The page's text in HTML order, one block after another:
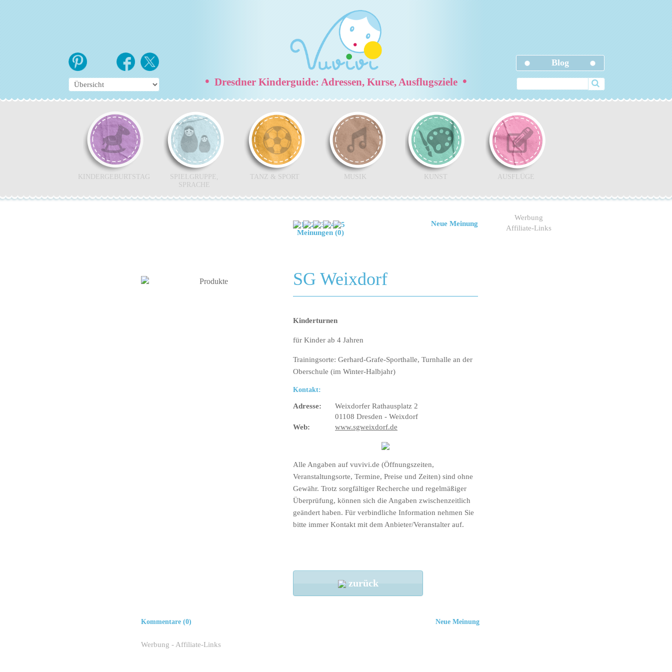
Blog
•Dresdner Kinderguide: Adressen, Kurse, Ausflugsziele•
KINDERGEBURTSTAG
SPIELGRUPPE,
SPRACHE
TANZ & SPORT MUSIK KUNST AUSFLÜGE
Meinungen (0)
Neue Meinung
SG Weixdorf
Kinderturnen
für Kinder ab 4 Jahren
Trainingsorte: Gerhard-Grafe-Sporthalle, Turnhalle an der
Oberschule (im Winter-Halbjahr)
Kontakt:
Adresse:
Weixdorfer Rathausplatz 2
01108 Dresden - Weixdorf
Web:
www.sgweixdorf.de
Alle Angaben auf vuvivi.de (Öffnungszeiten,
Veranstaltungsorte, Termine, Preise und Zeiten) sind ohne
Gewähr. Trotz sorgfältiger Recherche und regelmäßiger
Überprüfung, können sich die Angaben zwischenzeitlich
geändert haben. Für verbindliche Information nehmen Sie
bitte immer Kontakt mit dem Anbieter/Veranstalter auf.
zurück
Neue Meinung
Kommentare (0)
Werbung - Affiliate-Links
Werbung
Affiliate-Links